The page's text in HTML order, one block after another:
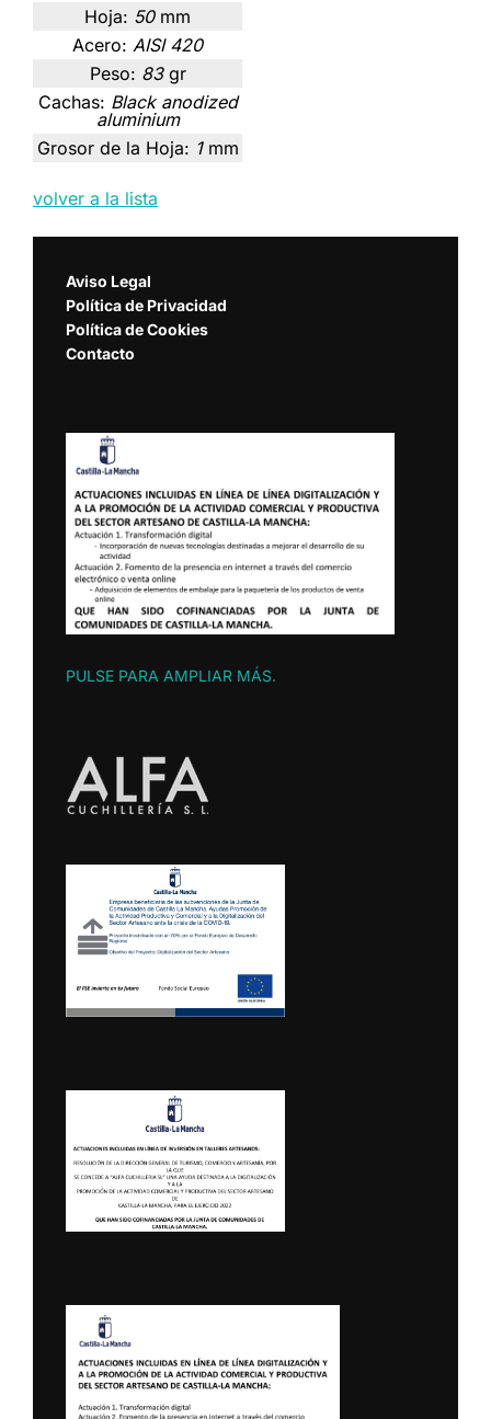
Hoja: 50 mm
Acero: AISI 420
Peso: 83 gr
Cachas: Black anodized
aluminium
Grosor de la Hoja: 1 mm
volver a la lista
Aviso Legal
Política de Privacidad
Política de Cookies
Contacto
PULSE PARA AMPLIAR MÁS.